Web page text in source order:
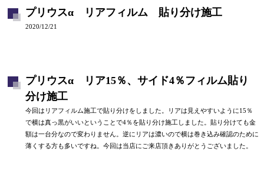
プリウスα リアフィルム 貼り分け施工
2020/12/21
プリウスα リア15％、サイド4％フィルム貼り
分け施工
今回はリアフィルム施工で貼り分けをしました。リアは見えやすいように15％
で横は真っ黒がいいということで4％を貼り分け施工しました。貼り分けても金
額は一台分なので変わりません。逆にリアは濃いので横は巻き込み確認のために
薄くする方も多いですね。今回は当店にご来店頂きありがとうございました。